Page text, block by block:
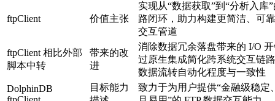
ftpClient 价值主张
实现从“数据获取”到“分析入库
路闭环，助力构建更简洁、可
交互管道
ftpClient 相比外部
脚本中转
带来的改
进
消除数据冗余落盘带来的 I/O
过原生集成简化跨系统交互链
数据流转自动化程度与一致性
DolphinDB
目标能力
致力于为用户提供“金融级稳定